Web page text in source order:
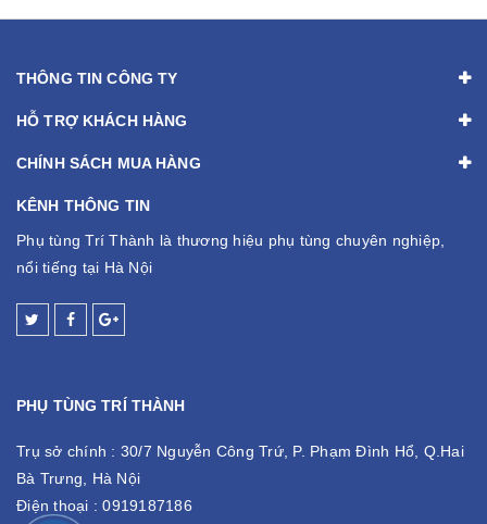
THÔNG TIN CÔNG TY
HỖ TRỢ KHÁCH HÀNG
CHÍNH SÁCH MUA HÀNG
KÊNH THÔNG TIN
Phụ tùng Trí Thành là thương hiệu phụ tùng chuyên nghiệp,
nổi tiếng tại Hà Nội
PHỤ TÙNG TRÍ THÀNH
Trụ sở chính : 30/7 Nguyễn Công Trứ, P. Phạm Đình Hổ, Q.Hai
Bà Trưng, Hà Nội
Điện thoại :0919187186